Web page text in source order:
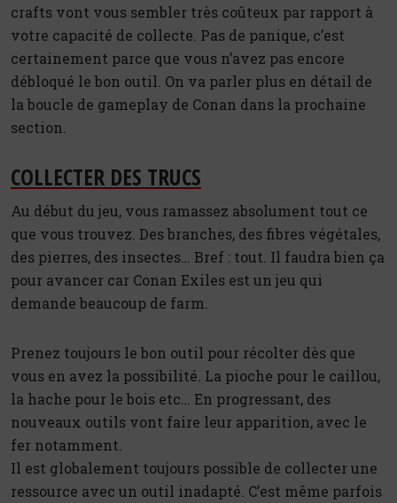
crafts vont vous sembler très coûteux par rapport à
votre capacité de collecte. Pas de panique, c’est
certainement parce que vous n’avez pas encore
débloqué le bon outil. On va parler plus en détail de
la boucle de gameplay de Conan dans la prochaine
section.
COLLECTER DES TRUCS
Au début du jeu, vous ramassez absolument tout ce
que vous trouvez. Des branches, des fibres végétales,
des pierres, des insectes… Bref : tout. Il faudra bien ça
pour avancer car Conan Exiles est un jeu qui
demande beaucoup de farm.
Prenez toujours le bon outil pour récolter dès que
vous en avez la possibilité. La pioche pour le caillou,
la hache pour le bois etc… En progressant, des
nouveaux outils vont faire leur apparition, avec le
fer notamment.
Il est globalement toujours possible de collecter une
ressource avec un outil inadapté. C’est même parfois